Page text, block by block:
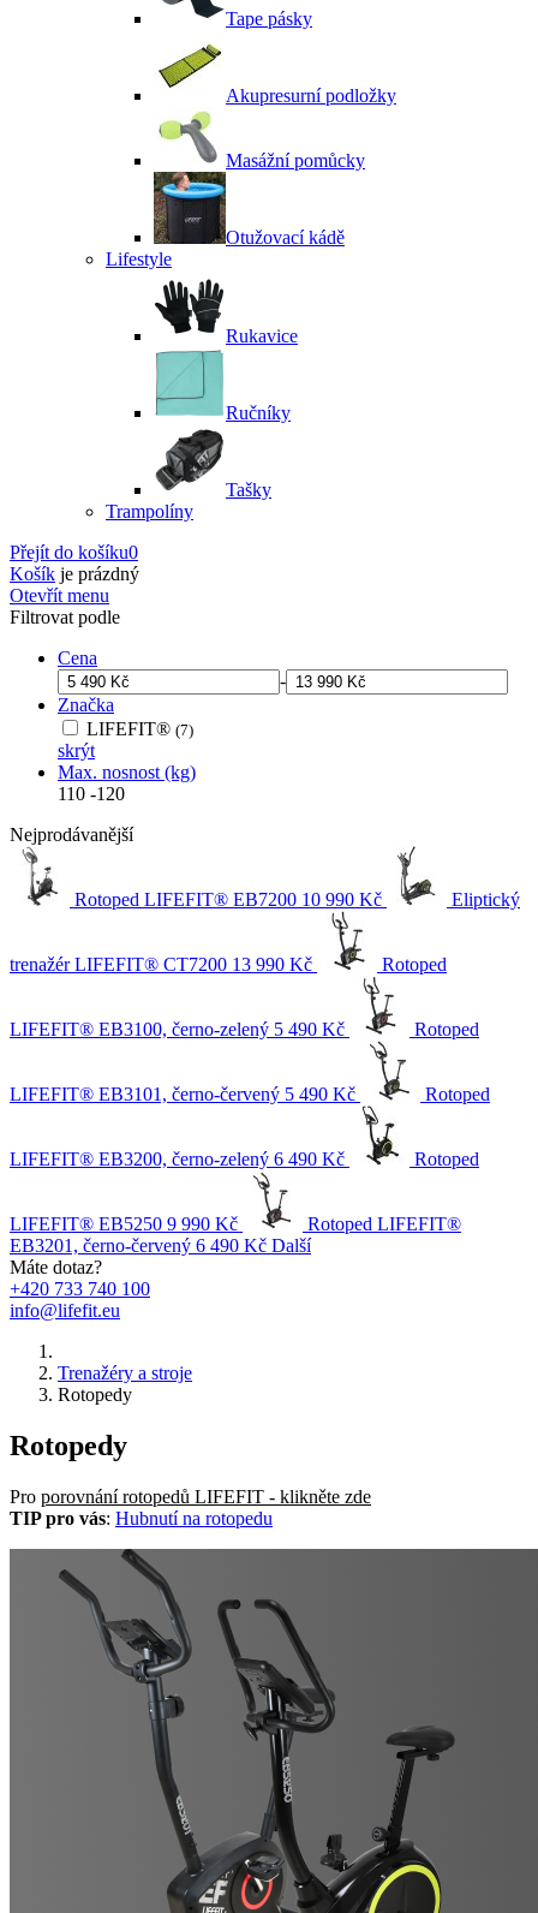
Tape pásky
Akupresurní podložky
Masážní pomůcky
Otužovací kádě
Lifestyle
Rukavice
Ručníky
Tašky
Trampolíny
Přejít do košíku0
Košík je prázdný
Otevřít menu
Filtrovat podle
Cena
-
Značka
LIFEFIT® (7)
skrýt
Max. nosnost (kg)
110 -120
Nejprodávanější
Rotoped LIFEFIT® EB7200 10 990 Kč Eliptický
trenažér LIFEFIT® CT7200 13 990 Kč Rotoped
LIFEFIT® EB3100, černo-zelený 5 490 Kč Rotoped
LIFEFIT® EB3101, černo-červený 5 490 Kč Rotoped
LIFEFIT® EB3200, černo-zelený 6 490 Kč Rotoped
LIFEFIT® EB5250 9 990 Kč
Rotoped LIFEFIT®
EB3201, černo-červený 6 490 Kč Další
Máte dotaz?
+420 733 740 100
info@lifefit.eu
Trenažéry a stroje
Rotopedy
Rotopedy
Pro porovnání rotopedů LIFEFIT - klikněte zde
TIP pro vás: Hubnutí na rotopedu